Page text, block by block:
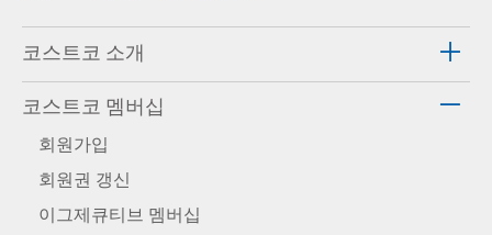
코스트코 소개
코스트코 멤버십
회원가입
회원권 갱신
이그제큐티브 멤버십